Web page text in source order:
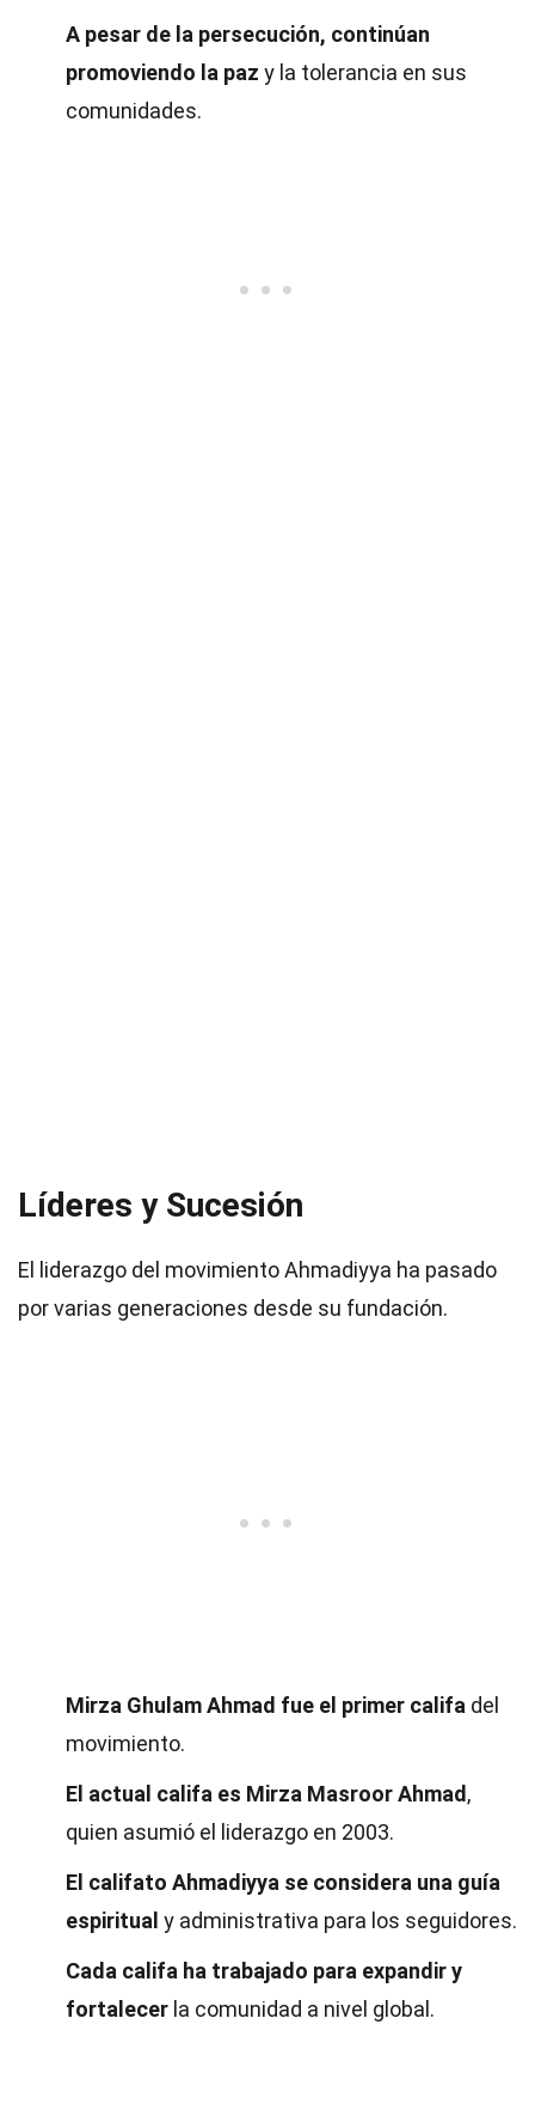
A pesar de la persecución, continúan
promoviendo la paz y la tolerancia en sus
comunidades.
Líderes y Sucesión
El liderazgo del movimiento Ahmadiyya ha pasado
por varias generaciones desde su fundación.
Mirza Ghulam Ahmad fue el primer califa del
movimiento.
El actual califa es Mirza Masroor Ahmad ,
quien asumió el liderazgo en 2003.
El califato Ahmadiyya se considera una guía
espiritual y administrativa para los seguidores.
Cada califa ha trabajado para expandir y
fortalecer la comunidad a nivel global.